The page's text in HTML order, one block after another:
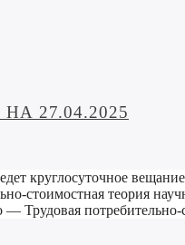
27.04.2025
круглосуточное
стоимостная теория
— Трудовая